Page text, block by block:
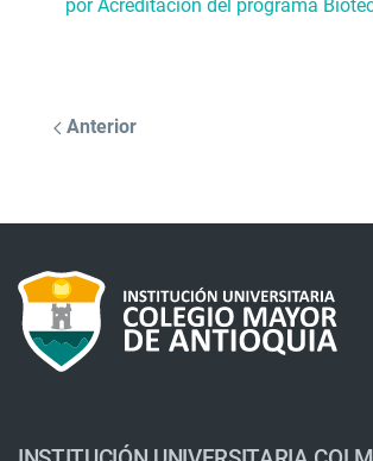
por Acreditación del programa
Anterior